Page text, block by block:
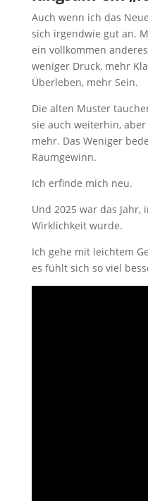
Auch wenn ich das
sich irgendwie gut an.
ein vollkommen
weniger Druck, mehr
Überleben, mehr Sein.
Die alten Muster
sie auch weiterhin,
mehr. Das Weniger
Raumgewinn.
Ich erfinde mich neu.
Und 2025 war das Jahr,
Wirklichkeit wurde.
Ich gehe mit leichtem
es fühlt sich so viel